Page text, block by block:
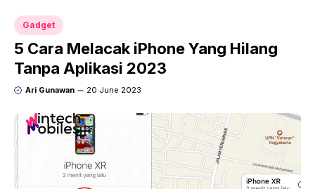
Gadget
5 Cara Melacak iPhone Yang Hilang
Tanpa Aplikasi 2023
Ari Gunawan 20 June 2023